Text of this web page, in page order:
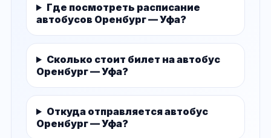
Где посмотреть расписание
автобусов Оренбург — Уфа?
Сколько стоит билет на автобус
Оренбург — Уфа?
Откуда отправляется автобус
Оренбург — Уфа?